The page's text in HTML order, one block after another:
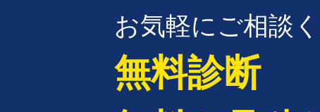
お気軽にご相談
無料診断